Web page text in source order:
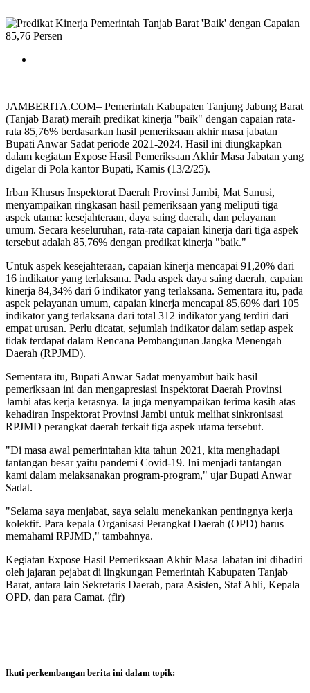
JAMBERITA.COM– Pemerintah Kabupaten Tanjung Jabung Barat
(Tanjab Barat) meraih predikat kinerja "baik" dengan capaian rata-
rata 85,76% berdasarkan hasil pemeriksaan akhir masa jabatan
Bupati Anwar Sadat periode 2021-2024. Hasil ini diungkapkan
dalam kegiatan Expose Hasil Pemeriksaan Akhir Masa Jabatan yang
digelar di Pola kantor Bupati, Kamis (13/2/25).
Irban Khusus Inspektorat Daerah Provinsi Jambi, Mat Sanusi,
menyampaikan ringkasan hasil pemeriksaan yang meliputi tiga
aspek utama: kesejahteraan, daya saing daerah, dan pelayanan
umum. Secara keseluruhan, rata-rata capaian kinerja dari tiga aspek
tersebut adalah 85,76% dengan predikat kinerja "baik."
Untuk aspek kesejahteraan, capaian kinerja mencapai 91,20% dari
16 indikator yang terlaksana. Pada aspek daya saing daerah, capaian
kinerja 84,34% dari 6 indikator yang terlaksana. Sementara itu, pada
aspek pelayanan umum, capaian kinerja mencapai 85,69% dari 105
indikator yang terlaksana dari total 312 indikator yang terdiri dari
empat urusan. Perlu dicatat, sejumlah indikator dalam setiap aspek
tidak terdapat dalam Rencana Pembangunan Jangka Menengah
Daerah (RPJMD).
Sementara itu, Bupati Anwar Sadat menyambut baik hasil
pemeriksaan ini dan mengapresiasi Inspektorat Daerah Provinsi
Jambi atas kerja kerasnya. Ia juga menyampaikan terima kasih atas
kehadiran Inspektorat Provinsi Jambi untuk melihat sinkronisasi
RPJMD perangkat daerah terkait tiga aspek utama tersebut.
"Di masa awal pemerintahan kita tahun 2021, kita menghadapi
tantangan besar yaitu pandemi Covid-19. Ini menjadi tantangan
kami dalam melaksanakan program-program," ujar Bupati Anwar
Sadat.
"Selama saya menjabat, saya selalu menekankan pentingnya kerja
kolektif. Para kepala Organisasi Perangkat Daerah (OPD) harus
memahami RPJMD," tambahnya.
Kegiatan Expose Hasil Pemeriksaan Akhir Masa Jabatan ini dihadiri
oleh jajaran pejabat di lingkungan Pemerintah Kabupaten Tanjab
Barat, antara lain Sekretaris Daerah, para Asisten, Staf Ahli, Kepala
OPD, dan para Camat. (fir)
Ikuti perkembangan berita ini dalam topik: